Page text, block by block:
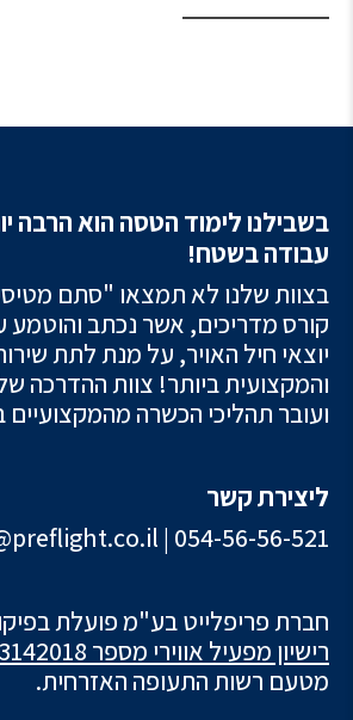
בשבילנו לימוד הטסה הוא הרבה
עבודה בשטח!
בצוות שלנו לא תמצאו "סתם
קורס מדריכים, אשר נכתב והוטמע
יוצאי חיל האויר, על מנת לתת
והמקצועית ביותר! צוות ההדרכה
ועובר תהליכי הכשרה
ליצירת קשר
054-56-56-521
|
חברת פריפלייט בע"מ פועלת
רישיון מפעיל אווירי מספר 043142018
מטעם רשות התעופה האזרחית.